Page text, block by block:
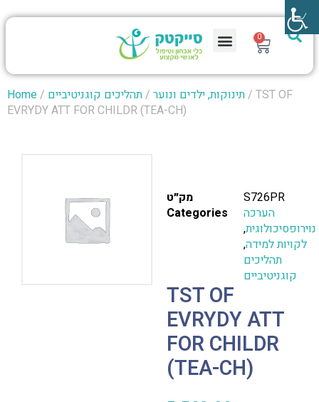
0
Home/ תינוקות, ילדים ונוער /תהליכים קוגניטיביים
/ TST OF
EVRYDY ATT FOR CHILDR (TEA-CH)
מק״ט
S726PR
Categories
הערכה
נוירופסיכולוגית,
לקויות למידה,
תהליכים
קוגניטיביים
TST OF
EVRYDY ATT
FOR CHILDR
(TEA-CH)